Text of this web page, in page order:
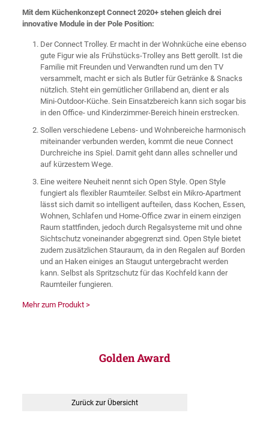
Mit dem Küchenkonzept Connect 2020+ stehen gleich drei
innovative Module in der Pole Position:
Der Connect Trolley. Er macht in der Wohnküche eine ebenso
gute Figur wie als Frühstücks-Trolley ans Bett gerollt. Ist die
Familie mit Freunden und Verwandten rund um den TV
versammelt, macht er sich als Butler für Getränke & Snacks
nützlich. Steht ein gemütlicher Grillabend an, dient er als
Mini-Outdoor-Küche. Sein Einsatzbereich kann sich sogar bis
in den Office- und Kinderzimmer-Bereich hinein erstrecken.
Sollen verschiedene Lebens- und Wohnbereiche harmonisch
miteinander verbunden werden, kommt die neue Connect
Durchreiche ins Spiel. Damit geht dann alles schneller und
auf kürzestem Wege.
Eine weitere Neuheit nennt sich Open Style. Open Style
fungiert als flexibler Raumteiler. Selbst ein Mikro-Apartment
lässt sich damit so intelligent aufteilen, dass Kochen, Essen,
Wohnen, Schlafen und Home-Office zwar in einem einzigen
Raum stattfinden, jedoch durch Regalsysteme mit und ohne
Sichtschutz voneinander abgegrenzt sind. Open Style bietet
zudem zusätzlichen Stauraum, da in den Regalen auf Borden
und an Haken einiges an Staugut untergebracht werden
kann. Selbst als Spritzschutz für das Kochfeld kann der
Raumteiler fungieren.
Mehr zum Produkt >
Golden Award
Zurück zur Übersicht